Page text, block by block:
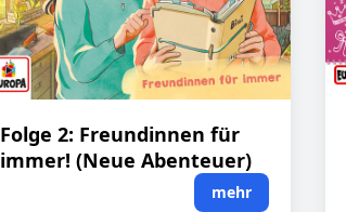
Folge 2: Freundinnen für
immer! (Neue Abenteuer)
mehr